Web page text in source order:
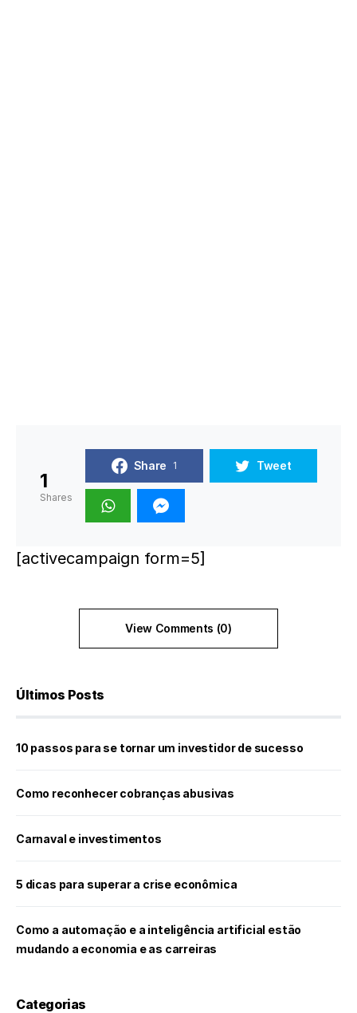
1
Shares
Share 1 Tweet
[activecampaign form=5]
View Comments (0)
Últimos Posts
10 passos para se tornar um investidor de sucesso
Como reconhecer cobranças abusivas
Carnaval e investimentos
5 dicas para superar a crise econômica
Como a automação e a inteligência artificial estão
mudando a economia e as carreiras
Categorias